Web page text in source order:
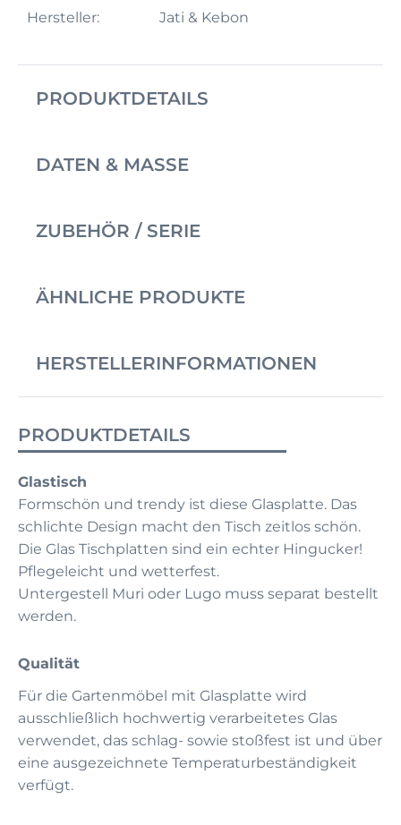
Hersteller:
Jati & Kebon
PRODUKTDETAILS
DATEN & MASSE
ZUBEHÖR / SERIE
ÄHNLICHE PRODUKTE
HERSTELLERINFORMATIONEN
PRODUKTDETAILS
Glastisch
Formschön und trendy ist diese Glasplatte. Das
schlichte Design macht den Tisch zeitlos schön.
Die Glas Tischplatten sind ein echter Hingucker!
Pflegeleicht und wetterfest.
Untergestell Muri oder Lugo muss separat bestellt
werden.
Qualität
Für die Gartenmöbel mit Glasplatte wird
ausschließlich hochwertig verarbeitetes Glas
verwendet, das schlag- sowie stoßfest ist und über
eine ausgezeichnete Temperaturbeständigkeit
verfügt.